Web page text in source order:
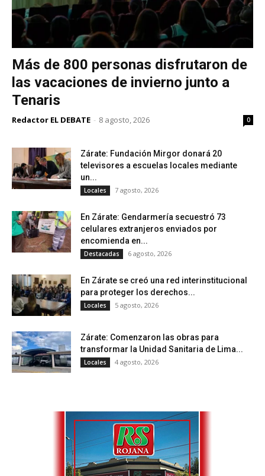
Más de 800 personas disfrutaron de
las vacaciones de invierno junto a
Tenaris
Redactor EL DEBATE - 8 agosto, 2026 0
Zárate: Fundación Mirgor donará 20
televisores a escuelas locales mediante
un...
Locales 7 agosto, 2026
En Zárate: Gendarmería secuestró 73
celulares extranjeros enviados por
encomienda en...
Destacadas 6 agosto, 2026
En Zárate se creó una red interinstitucional
para proteger los derechos...
Locales 5 agosto, 2026
Zárate: Comenzaron las obras para
transformar la Unidad Sanitaria de Lima...
Locales 4 agosto, 2026